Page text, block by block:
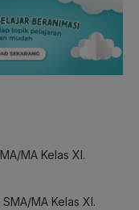
MA Kelas XI.
MA Kelas XI.